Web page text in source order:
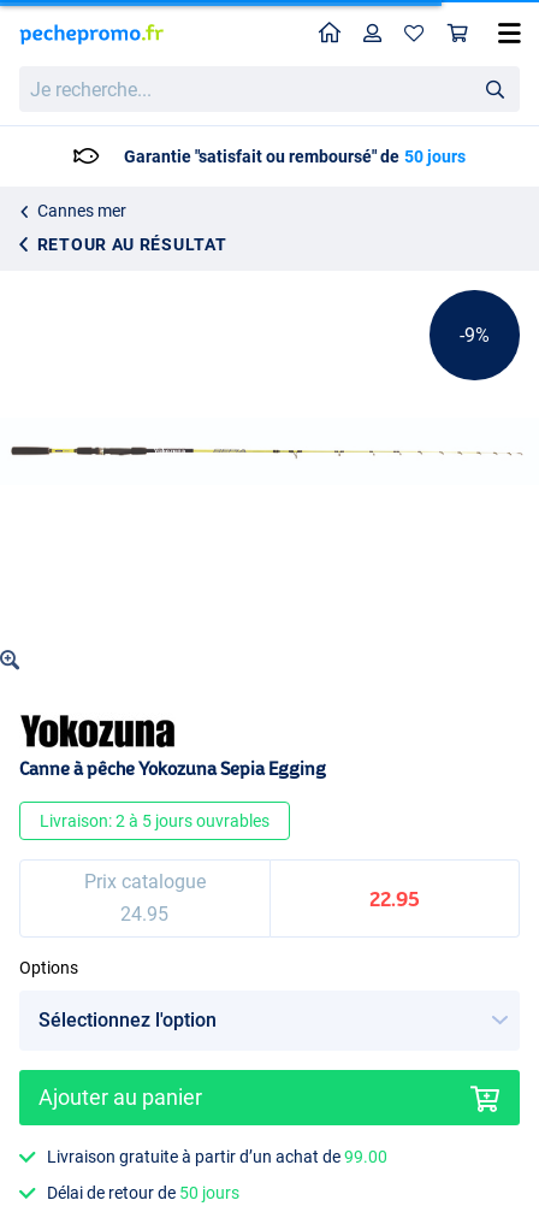
recherche...
HomeProfil
Garantie "satisfait ou remboursé" de 50 jours
Cannes mer
RETOUR AU RÉSULTAT
Canne à pêche Yokozuna Sepia Egging
-9%
Canne à pêche Yokozuna Sepia Egging
Livraison: 2 à 5 jours ouvrables
Prix catalogue
24.95
22.95
Options
Ajouter au panier
Livraison gratuite à partir d’un achat de99.00
Délai de retour de 50 jours